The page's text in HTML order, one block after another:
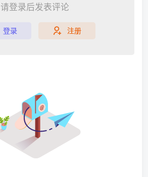
请登录后发表评论
登录 注册